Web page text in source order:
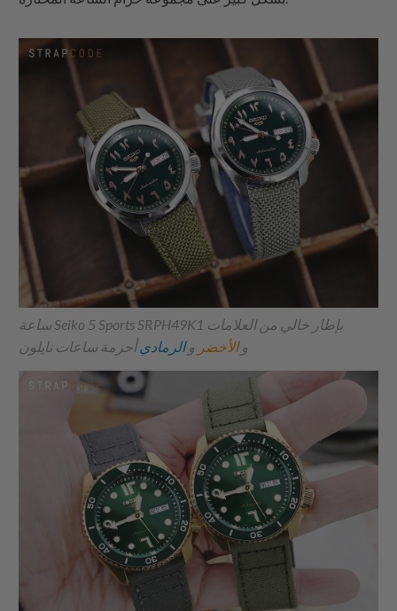
ساعة Seiko 5 Sports SRPH49K1 بإطار خالي من العلامات
والأخضر والرماديأحزمة ساعات نايلون